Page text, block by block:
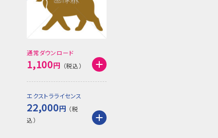
通常ダウンロード
1,100円
エクストラライセンス
22,000円